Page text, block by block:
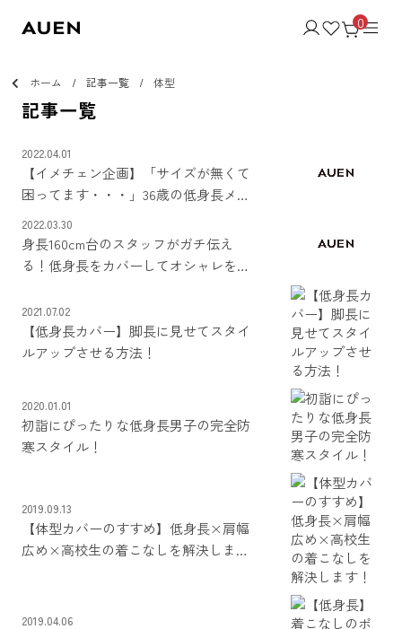
0
ホーム 記事一覧 体型
記事一覧
2022.04.01
【イメチェン企画】「サイズが無くて
困ってます・・・」36歳の低身長メン
美容室】
2022.03.30
身長160cm台のスタッフがガチ伝え
る！低身長をカバーしてオシャレを楽
2021.07.02
【低身長カバー】脚長に見せてスタイ
ルアップさせる方法！
2020.01.01
初詣にぴったりな低身長男子の完全防
寒スタイル！
2019.09.13
【体型カバーのすすめ】低身長×肩幅
広め×高校生の着こなしを解決しま
2019.04.06